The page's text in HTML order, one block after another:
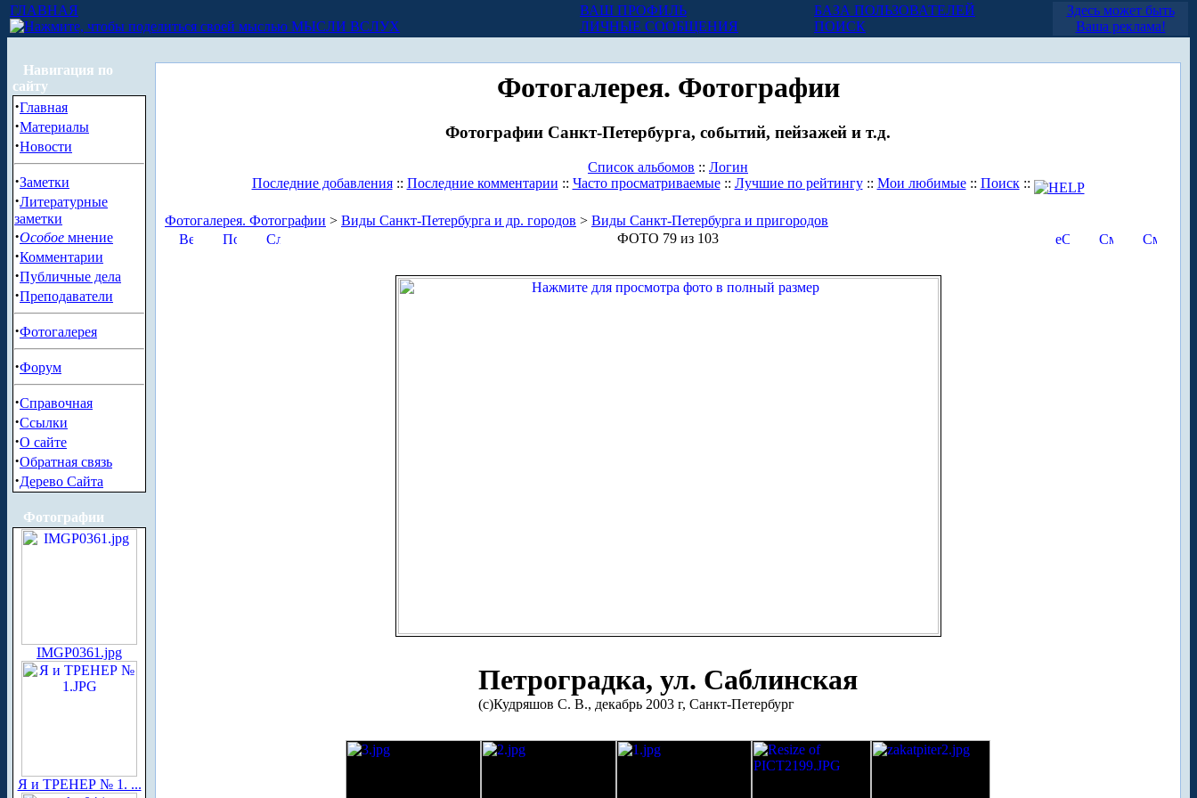
ГЛАВНАЯ
МЫСЛИ ВСЛУХ
ВАШ ПРОФИЛЬ
ЛИЧНЫЕ СООБЩЕНИЯ
БАЗА ПОЛЬЗОВАТЕЛЕЙ
ПОИСК
Здесь может быть
Ваша реклама!
Навигация по
сайту
·Главная
·Материалы
·Новости
·Заметки
·Литературные
заметки
·Особое мнение
·Комментарии
·Публичные дела
·Преподаватели
·Фотогалерея
·Форум
·Справочная
·Ссылки
·О сайте
·Обратная связь
·Дерево Сайта
Фотографии
IMGP0361.jpg
Я и ТРЕНЕР № 1. ...
Фотогалерея. Фотографии
Фотографии Санкт-Петербурга, событий, пейзажей и т.д.
Список альбомов :: Логин
Последние добавления:: Последние комментарии :: Часто просматриваемые:: Лучшие по рейтингу:: Мои любимые:: Поиск::
Фотогалерея. Фотографии > Виды Санкт-Петербурга и др. городов > Виды Санкт-Петербурга и пригородов
ФОТО 79 из 103
Петроградка, ул. Саблинская
(с)Кудряшов С. В., декабрь 2003 г, Санкт-Петербург